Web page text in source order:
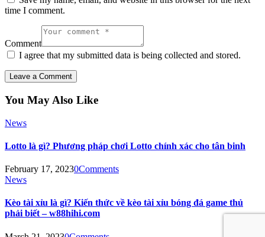
time I comment.
Comment
I agree that my submitted data is being collected and stored.
You May Also Like
News
Lotto là gì? Phương pháp chơi Lotto chính xác cho tân binh
February 17, 20230Comments
News
Kèo tài xỉu là gì? Kiến thức về kèo tài xỉu bóng đá game thủ
phải biết – w88hihi.com